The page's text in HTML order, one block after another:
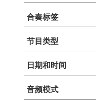
合奏标签
节目类型
日期和时间
音频模式